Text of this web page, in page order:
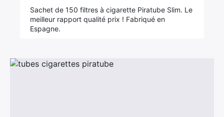
Sachet de 150 filtres à cigarette Piratube Slim. Le
meilleur rapport qualité prix ! Fabriqué en
Espagne.
Sucré